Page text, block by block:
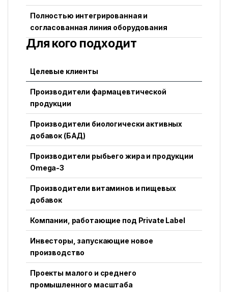
Полностью интегрированная и
согласованная линия оборудования
Для кого подходит
Целевые клиенты
Производители фармацевтической
продукции
Производители биологически активных
добавок (БАД)
Производители рыбьего жира и продукции
Omega-3
Производители витаминов и пищевых
добавок
Компании, работающие под Private Label
Инвесторы, запускающие новое
производство
Проекты малого и среднего
промышленного масштаба